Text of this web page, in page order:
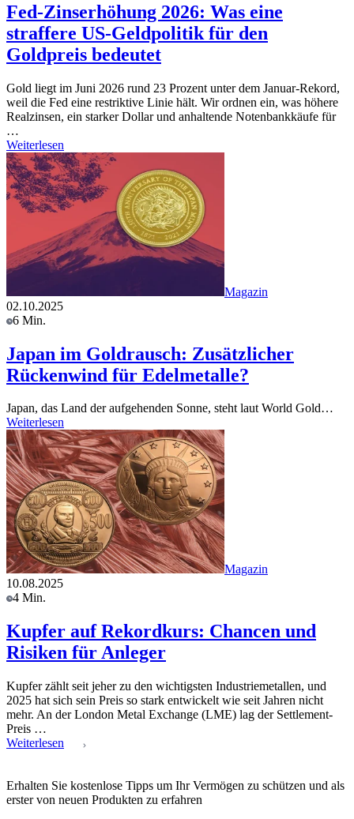
Fed-Zinserhöhung 2026: Was eine
straffere US-Geldpolitik für den
Goldpreis bedeutet
Gold liegt im Juni 2026 rund 23 Prozent unter dem Januar-Rekord,
weil die Fed eine restriktive Linie hält. Wir ordnen ein, was höhere
Realzinsen, ein starker Dollar und anhaltende Notenbankkäufe für
…
Weiterlesen
Magazin
02.10.2025
6 Min.
Japan im Goldrausch: Zusätzlicher
Rückenwind für Edelmetalle?
Japan, das Land der aufgehenden Sonne, steht laut World Gold…
Weiterlesen
Magazin
10.08.2025
4 Min.
Kupfer auf Rekordkurs: Chancen und
Risiken für Anleger
Kupfer zählt seit jeher zu den wichtigsten Industriemetallen, und
2025 hat sich sein Preis so stark entwickelt wie seit Jahren nicht
mehr. An der London Metal Exchange (LME) lag der Settlement-
Preis …
Weiterlesen
Erhalten Sie kostenlose Tipps um Ihr Vermögen zu schützen und als
erster von neuen Produkten zu erfahren